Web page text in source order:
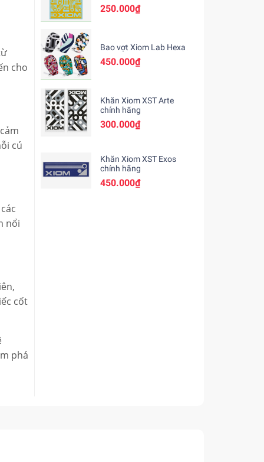
cho
cú
nổi
cốt
phá
250.000₫
Bao vợt Xiom Lab Hexa
450.000₫
Khăn Xiom XST Arte
chính hãng
300.000₫
Khăn Xiom XST Exos
chính hãng
450.000₫